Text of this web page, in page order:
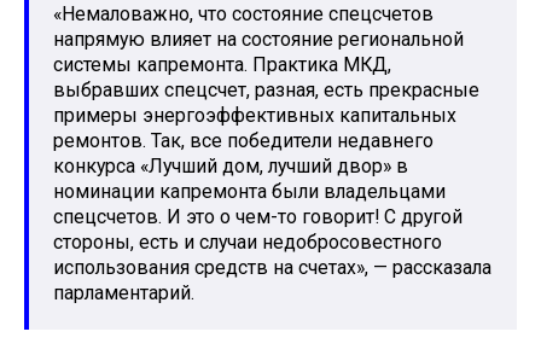
«Немаловажно, что состояние спецсчетов
напрямую влияет на состояние региональной
системы капремонта. Практика МКД,
выбравших спецсчет, разная, есть прекрасные
примеры энергоэффективных капитальных
ремонтов. Так, все победители недавнего
конкурса «Лучший дом, лучший двор» в
номинации капремонта были владельцами
спецсчетов. И это о чем-то говорит! С другой
стороны, есть и случаи недобросовестного
использования средств на счетах», — рассказала
парламентарий.